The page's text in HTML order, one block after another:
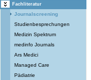
Fachliteratur
Journalscreening
Studienbesprechungen
Medizin Spektrum
medinfo Journals
Ars Medici
Managed Care
Pädiatrie